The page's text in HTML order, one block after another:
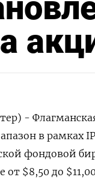
-
в рамках
фондовой
$8,50 до